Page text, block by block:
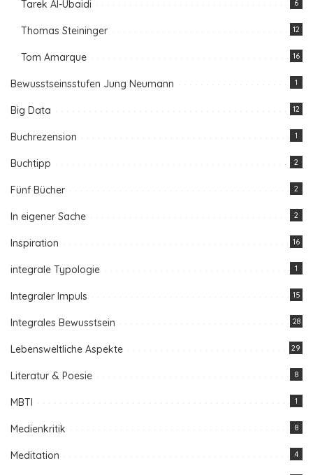
Tarek Al-Ubaidi 6
Thomas Steininger 12
Tom Amarque 16
Bewusstseinsstufen Jung Neumann 1
Big Data 12
Buchrezension 1
Buchtipp 2
Fünf Bücher 2
In eigener Sache 2
Inspiration 16
integrale Typologie 1
Integraler Impuls 15
Integrales Bewusstsein 28
Lebensweltliche Aspekte 29
Literatur & Poesie 8
MBTI 1
Medienkritik 8
Meditation 4